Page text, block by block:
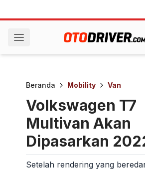
Beranda Mobility Van
Volkswagen T7
Multivan Akan
Dipasarkan
Setelah rendering yang